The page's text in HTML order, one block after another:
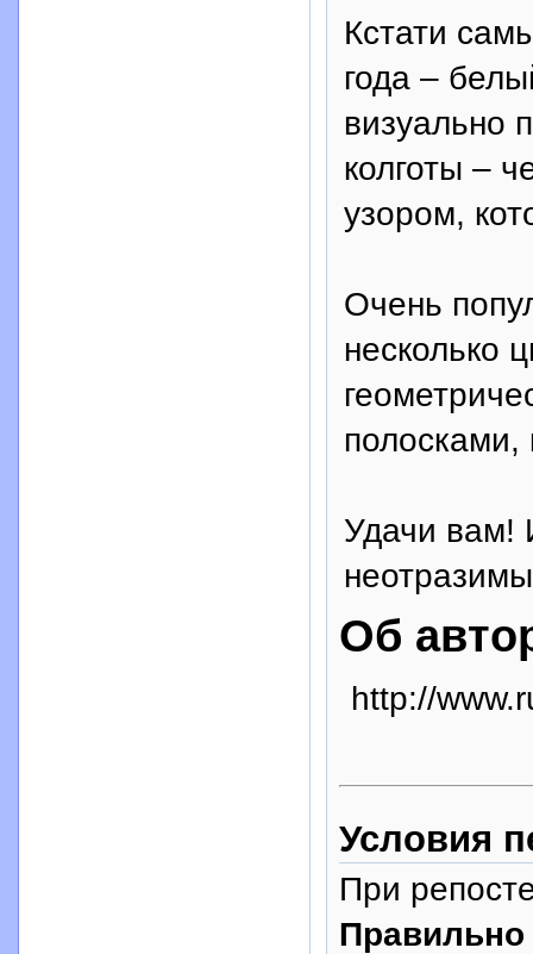
Кстати
года –
визуально
колготы –
узором,
Очень
несколько
Удачи вам!
Об
http://
Условия
При